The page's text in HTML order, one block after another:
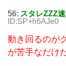
56: スタレZZZ
ID:SP+h6AJe0
動き回るのが
が苦手なだけ